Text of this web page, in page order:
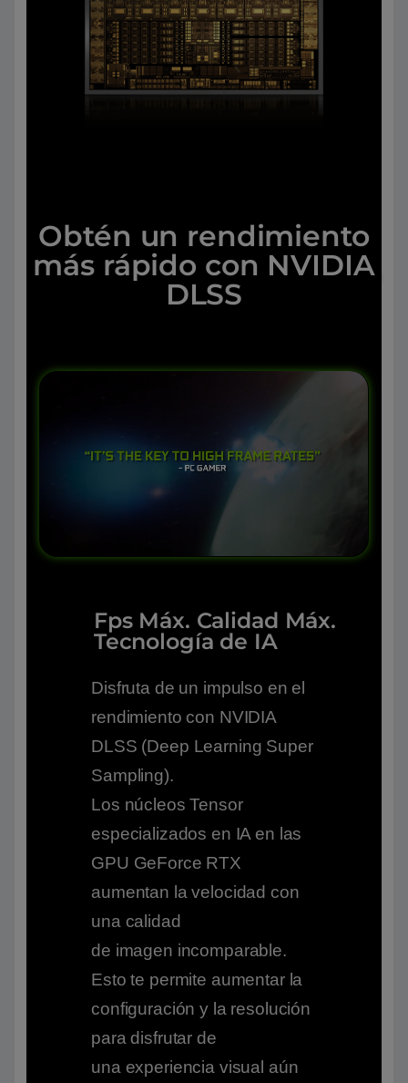
Obtén un rendimiento
más rápido con NVIDIA
DLSS
Fps Máx. Calidad Máx.
Tecnología de IA
Disfruta de un impulso en el
rendimiento con NVIDIA
DLSS (Deep Learning Super
Sampling).
Los núcleos Tensor
especializados en IA en las
GPU GeForce RTX
aumentan la velocidad con
una calidad
de imagen incomparable.
Esto te permite aumentar la
configuración y la resolución
para disfrutar de
una experiencia visual aún